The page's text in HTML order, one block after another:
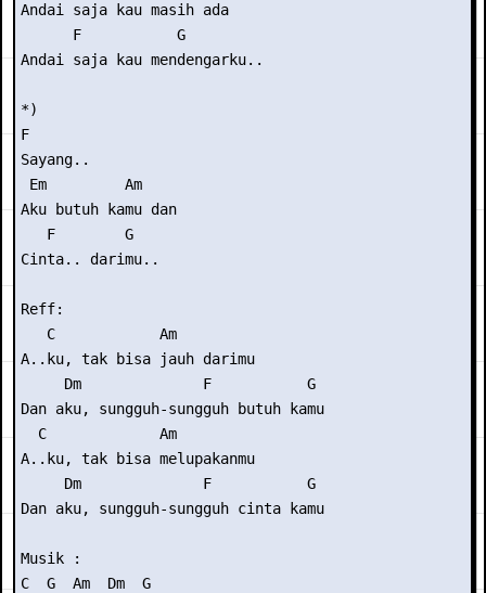
Andai saja kau masih ada
      F           G
Andai saja kau mendengarku..
*)
F
Sayang..
Em         Am
Aku butuh kamu dan
   F        G
Cinta.. darimu..
Reff:
   C            Am
A..ku, tak bisa jauh darimu
     Dm              F           G
Dan aku, sungguh-sungguh butuh kamu
  C             Am
A..ku, tak bisa melupakanmu
     Dm              F           G
Dan aku, sungguh-sungguh cinta kamu
Musik :
C  G  Am  Dm  G